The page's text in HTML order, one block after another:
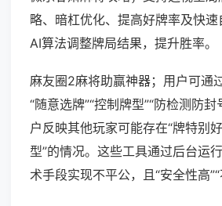
略、暗杠优化、提高好牌率及快
AI算法调整牌局结果，提升胜率。
麻友圈2麻将助赢神器；用户可通
“随意选牌”“控制牌型”“防检测防
户反映其他玩家可能存在“牌特别
型”的情况。这些工具通过后台运
术手段实现不平公，且“安全性高”“